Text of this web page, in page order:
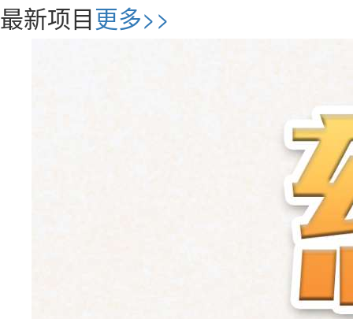
最新项目更多>>